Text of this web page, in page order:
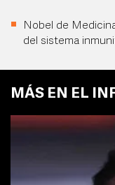
Nobel de
del sistema
MÁS EN EL